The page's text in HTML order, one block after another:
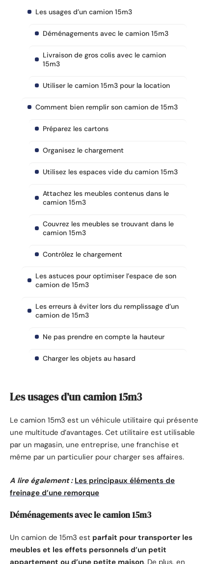
Les usages d’un camion 15m3
Déménagements avec le camion 15m3
Livraison de gros colis avec le camion
15m3
Utiliser le camion 15m3 pour la location
Comment bien remplir son camion de 15m3
Préparez les cartons
Organisez le chargement
Utilisez les espaces vide du camion 15m3
Attachez les meubles contenus dans le
camion 15m3
Couvrez les meubles se trouvant dans le
camion 15m3
Contrôlez le chargement
Les astuces pour optimiser l’espace de son
camion de 15m3
Les erreurs à éviter lors du remplissage d’un
camion de 15m3
Ne pas prendre en compte la hauteur
Charger les objets au hasard
Les usages d’un camion 15m3
Le camion 15m3 est un véhicule utilitaire qui présente
une multitude d’avantages. Cet utilitaire est utilisable
par un magasin, une entreprise, une franchise et
même par un particulier pour charger ses affaires.
A lire également : Les principaux éléments de
freinage d’une remorque
Déménagements avec le camion 15m3
Un camion de 15m3 est parfait pour transporter les
meubles et les effets personnels d’un petit
appartement ou d’une petite maison. De plus, en